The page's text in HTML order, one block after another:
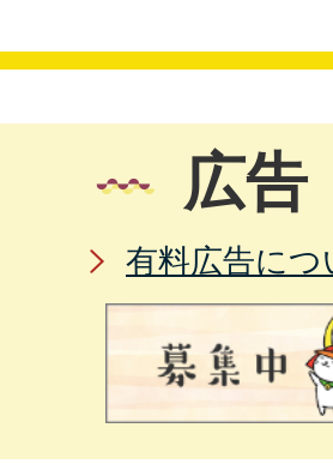
広告
有料広告につ